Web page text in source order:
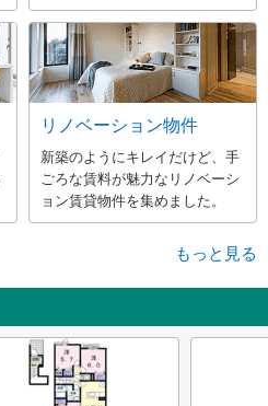
リノベーション物件
新築のようにキレイだけど、手
ごろな賃料が魅力なリノベーシ
ョン賃貸物件を集めました。
もっと見る